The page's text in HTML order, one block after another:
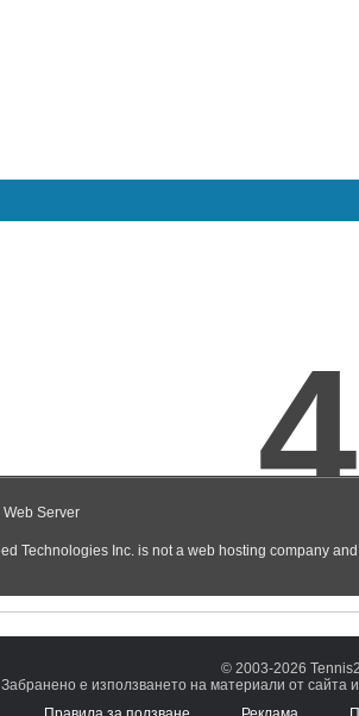
© 2003-2026
Забранено е използването на материали от сайта